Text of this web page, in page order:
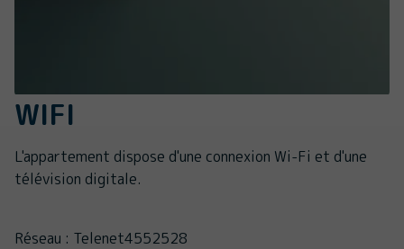
WIFI
L'appartement dispose d'une connexion Wi-Fi et d'une
télévision digitale.
Réseau : Telenet4552528